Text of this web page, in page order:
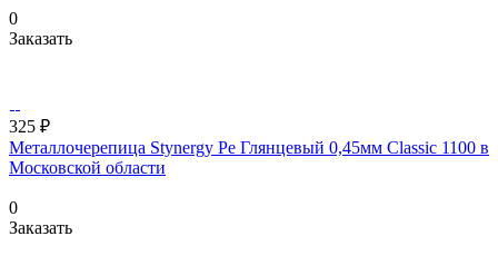
0
Заказать
325 ₽
Металлочерепица Stynergy Pe Глянцевый 0,45мм Classic 1100 в
Московской области
0
Заказать